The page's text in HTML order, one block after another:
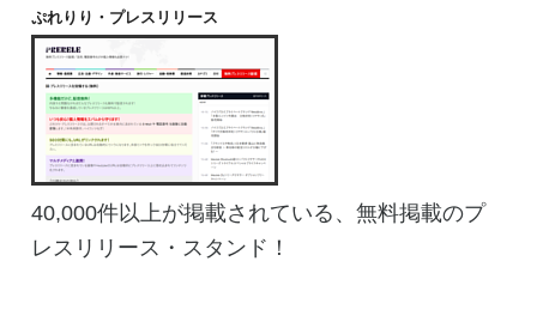
ぷれりり・プレスリリース
40,000件以上が掲載されている、無料掲載のプ
レスリリース・スタンド！